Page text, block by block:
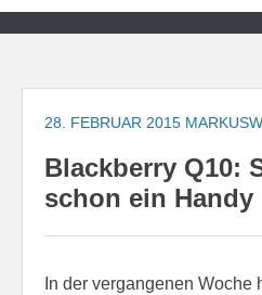
Zum
springen
28. FEBRUAR 2015
Blackberry Q10:
schon ein Handy
In der vergangenen Woche